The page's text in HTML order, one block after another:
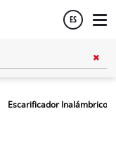
ES
Escarificador Inalámbrico